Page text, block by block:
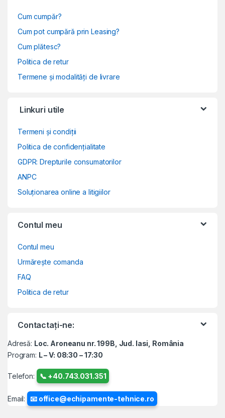
Cum cumpăr?
Cum pot cumpără prin Leasing?
Cum plătesc?
Politica de retur
Termene și modalități de livrare
Linkuri utile
Termeni și condiții
Politica de confidențialitate
GDPR: Drepturile consumatorilor
ANPC
Soluționarea online a litigiilor
Contul meu
Contul meu
Urmărește comanda
FAQ
Politica de retur
Contactați-ne:
Adresă: Loc. Aroneanu nr. 199B, Jud. Iasi, România
Program: L – V: 08:30 – 17:30
Telefon: 📞 +40.743.031.351
Email: 📧 office@echipamente-tehnice.ro